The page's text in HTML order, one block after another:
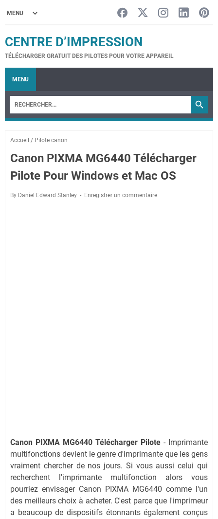
CENTRE D’IMPRESSION
TÉLÉCHARGER GRATUIT DES PILOTES POUR VOTRE APPAREIL
MENU
Accueil / Pilote canon
Canon PIXMA MG6440 Télécharger
Pilote Pour Windows et Mac OS
By Daniel Edward Stanley Enregistrer un commentaire
Canon PIXMA MG6440 Télécharger Pilote - Imprimante
multifonctions devient le genre d'imprimante que les gens
vraiment chercher de nos jours. Si vous aussi celui qui
recherchent l'imprimante multifonction alors vous
pourriez envisager Canon PIXMA MG6440 comme l'un
des meilleurs choix à acheter. C'est parce que l'imprimeur
a beaucoup de dispositifs étonnants également conçus